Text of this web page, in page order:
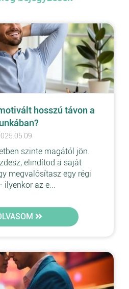
hosszú távon a
szinte magától jön.
elindítod a saját
megvalósítasz egy régi
ilyenkor az e...